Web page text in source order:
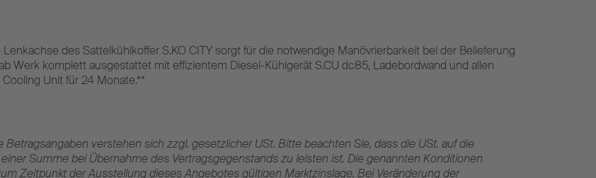
Lenkachse des Sattelkühlkoffer S.KO CITY sorgt für die notwendige Manövrierbarkeit bei der Belieferung
Werk komplett ausgestattet mit effizientem Diesel-Kühlgerät S.CU dc85, Ladebordwand und allen
Unit für 24 Monate.**
verstehen sich zzgl. gesetzlicher USt. Bitte beachten Sie, dass die USt. auf die
Summe bei Übernahme des Vertragsgegenstands zu leisten ist. Die genannten Konditionen
Zeitpunkt der Ausstellung dieses Angebotes gültigen Marktzinslage. Bei Veränderung der